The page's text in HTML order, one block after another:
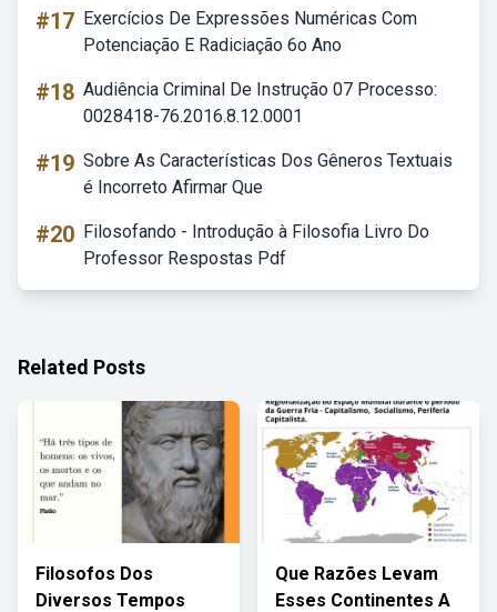
#17 Exercícios De Expressões Numéricas Com
Potenciação E Radiciação 6o Ano
#18 Audiência Criminal De Instrução 07 Processo:
0028418-76.2016.8.12.0001
#19 Sobre As Características Dos Gêneros Textuais
é Incorreto Afirmar Que
#20 Filosofando - Introdução à Filosofia Livro Do
Professor Respostas Pdf
Related Posts
Filosofos Dos
Diversos Tempos
Que Razões Levam
Esses Continentes A